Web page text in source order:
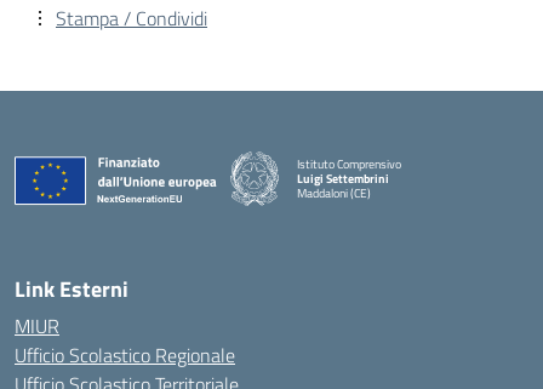
Stampa / Condividi
Istituto Comprensivo
Luigi Settembrini
Maddaloni (CE)
Link Esterni
MIUR
Ufficio Scolastico Regionale